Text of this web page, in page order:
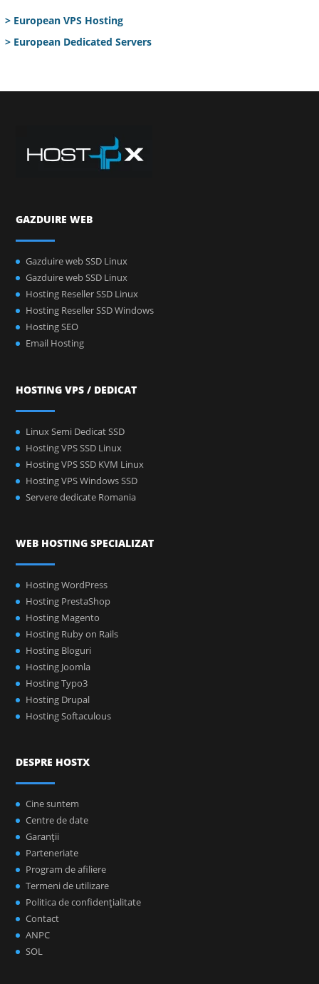
> European VPS Hosting
> European Dedicated Servers
GAZDUIRE WEB
Gazduire web SSD Linux
Gazduire web SSD Linux
Hosting Reseller SSD Linux
Hosting Reseller SSD Windows
Hosting SEO
Email Hosting
HOSTING VPS / DEDICAT
Linux Semi Dedicat SSD
Hosting VPS SSD Linux
Hosting VPS SSD KVM Linux
Hosting VPS Windows SSD
Servere dedicate Romania
WEB HOSTING SPECIALIZAT
Hosting WordPress
Hosting PrestaShop
Hosting Magento
Hosting Ruby on Rails
Hosting Bloguri
Hosting Joomla
Hosting Typo3
Hosting Drupal
Hosting Softaculous
DESPRE HOSTX
Cine suntem
Centre de date
Garanţii
Parteneriate
Program de afiliere
Termeni de utilizare
Politica de confidenţialitate
Contact
ANPC
SOL